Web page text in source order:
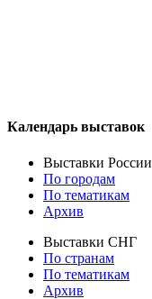
Календарь выставок
Выставки России
По городам
По тематикам
Архив
Выставки СНГ
По странам
По тематикам
Архив